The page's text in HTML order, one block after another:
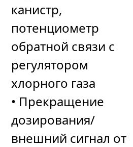
канистр,
потенциометр
обратной связи с
регулятором
хлорного газа
• Прекращение
дозирования/
внешний сигнал от